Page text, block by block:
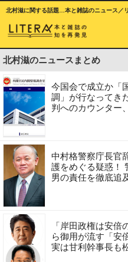
北村滋に関する話題…本と雑誌のニュース／
北村滋のニュースまとめ
今国会で成立か「
調」が行なってき
判へのカウンター
中村格警察庁長官
護をめぐる疑惑！
男の責任を徹底追
「岸田政権は安
ら御用が流す「安
実は甘利幹事長も